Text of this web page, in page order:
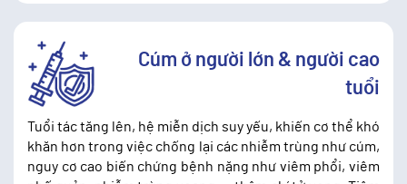
Cúm ở người lớn & người cao
tuổi
Tuổi tác tăng lên, hệ miễn dịch suy yếu, khiến cơ thể khó
khăn hơn trong việc chống lại các nhiễm trùng như cúm,
nguy cơ cao biến chứng bệnh nặng như viêm phổi, viêm